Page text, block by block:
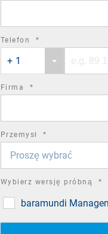
Telefon *
country
code
+ 1
number
Firma *
Przemysł *
Proszę wybrać
Wybierz wersję próbną *
baramundi